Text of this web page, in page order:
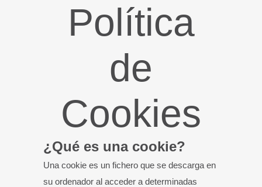
Política
de
Cookies
¿Qué es una cookie?
Una cookie es un fichero que se descarga en
su ordenador al acceder a determinadas